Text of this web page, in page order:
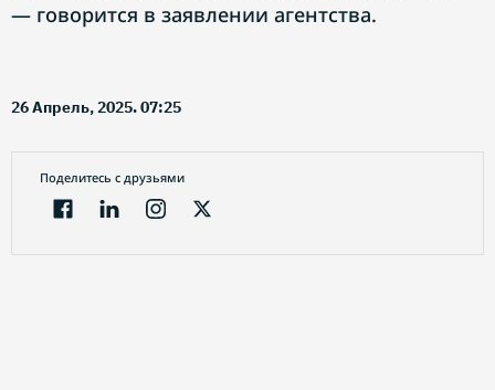
— говорится в заявлении агентства.
26 Апрель, 2025. 07:25
Поделитесь с друзьями